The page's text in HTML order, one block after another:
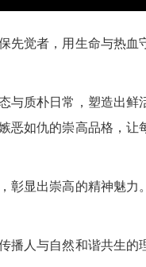
先觉者，用生命与热血
与质朴日常，塑造出鲜
恶如仇的崇高品格，让
彰显出崇高的精神魅
播人与自然和谐共生的